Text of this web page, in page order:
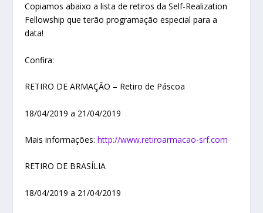
Copiamos abaixo a lista de retiros da Self-Realization
Fellowship que terão programação especial para a
data!
Confira:
RETIRO DE ARMAÇÃO – Retiro de Páscoa
18/04/2019 a 21/04/2019
Mais informações:http://www.retiroarmacao-srf.com
RETIRO DE BRASÍLIA
18/04/2019 a 21/04/2019